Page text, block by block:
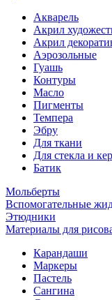
Акварель
Акрил
Акрил
Аэрозольные
Гуашь
Контуры
Масло
Пигменты
Темпера
Эбру
Для ткани
Для стекла и
Батик
Мольберты
Вспомогательные
Этюдники
Материалы для
Карандаши
Маркеры
Пастель
Сангина